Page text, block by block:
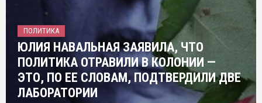
ПОЛИТИКА
ЮЛИЯ НАВАЛЬНАЯ ЗАЯВИЛА, ЧТО
ПОЛИТИКА ОТРАВИЛИ В КОЛОНИИ —
ЭТО, ПО ЕЕ СЛОВАМ, ПОДТВЕРДИЛИ ДВЕ
ЛАБОРАТОРИИ